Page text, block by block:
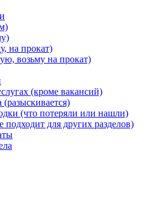
на прокат)
возьму на прокат)
(кроме вакансий)
(что потеряли или нашли)
подходит для других разделов)